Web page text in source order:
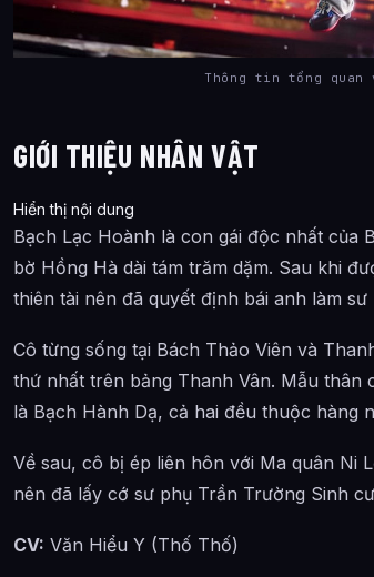
Thông tin tổng quan
GIỚI THIỆU NHÂN VẬT
Hiển thị nội dung
Bạch Lạc Hoành là con gái độc nhất của
bờ Hồng Hà dài tám trăm dặm. Sau khi
thiên tài nên đã quyết định bái anh làm
Cô từng sống tại Bách Thảo Viên và
thứ nhất trên bảng Thanh Vân. Mẫu thân
là Bạch Hành Dạ, cả hai đều thuộc hàng
Về sau, cô bị ép liên hôn với Ma quân Ni
nên đã lấy cớ sư phụ Trần Trường Sinh
CV: Văn Hiểu Y (Thố Thố)